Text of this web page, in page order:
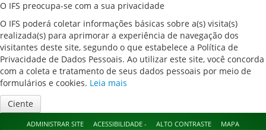
O IFS preocupa-se com a sua privacidade
O IFS poderá coletar informações básicas sobre a(s) visita(s)
realizada(s) para aprimorar a experiência de navegação dos
visitantes deste site, segundo o que estabelece a Política de
Privacidade de Dados Pessoais. Ao utilizar este site, você concorda
com a coleta e tratamento de seus dados pessoais por meio de
formulários e cookies. Leia mais
Ciente
ADMINISTRAR SITE ACESSIBILIDADE - ALTO CONTRASTE MAPA